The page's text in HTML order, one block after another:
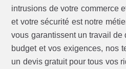
intrusions de votre commerce
et votre sécurité est notre
vous garantissent un travail
budget et vos exigences, nos
un devis gratuit pour tous vos